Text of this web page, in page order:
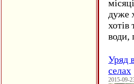
дуже
хотів
води,
Уряд
селах
2015-09-